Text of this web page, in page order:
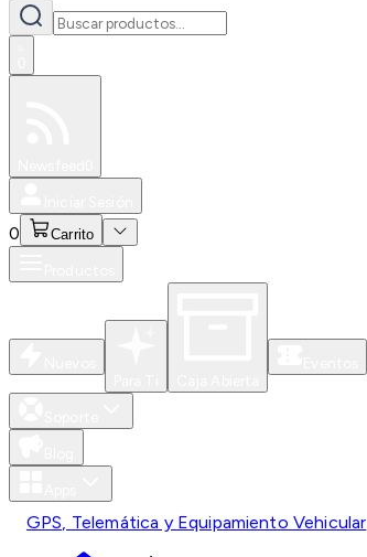
0 Carrito
GPS, Telemática y Equipamiento Vehicular